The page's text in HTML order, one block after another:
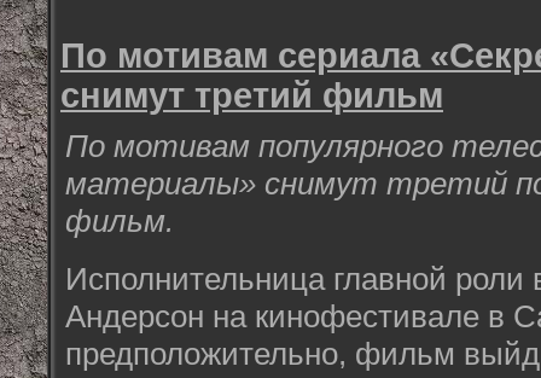
По мотивам сериала
снимут третий фильм
По мотивам популярного
материалы» снимут третий
фильм.
Исполнительница главной
Андерсон на кинофестивале в
предположительно, фильм